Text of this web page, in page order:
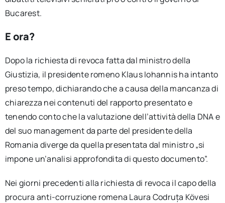
Bucarest.
E ora?
Dopo la richiesta di revoca fatta dal ministro della
Giustizia, il presidente romeno Klaus Iohannis ha intanto
preso tempo, dichiarando che a causa della mancanza di
chiarezza nei contenuti del rapporto presentato e
tenendo conto che la valutazione dell’attività della DNA e
del suo management da parte del presidente della
Romania diverge da quella presentata dal ministro „si
impone un’analisi approfondita di questo documento”.
Nei giorni precedenti alla richiesta di revoca il capo della
procura anti-corruzione romena Laura Codruța Kövesi